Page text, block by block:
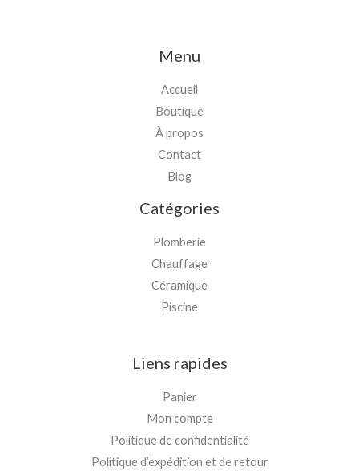
Menu
Accueil
Boutique
À propos
Contact
Blog
Catégories
Plomberie
Chauffage
Céramique
Piscine
Liens rapides
Panier
Mon compte
Politique de confidentialité
Politique d’expédition et de retour